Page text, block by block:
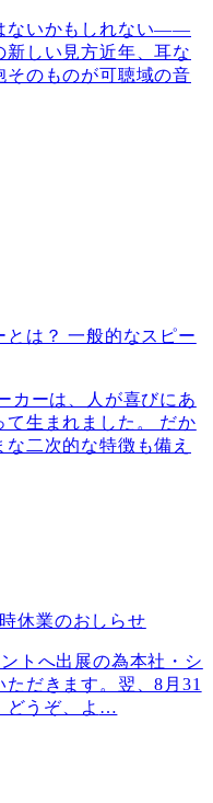
ないかもしれない――
しい見方近年、耳な
そのものが可聴域の音
は？ 一般的なスピー
カーは、人が喜びにあ
生まれました。 だか
二次的な特徴も備え
休業のおしらせ
トへ出展の為本社・シ
だきます。翌、8月31
どうぞ、よ …